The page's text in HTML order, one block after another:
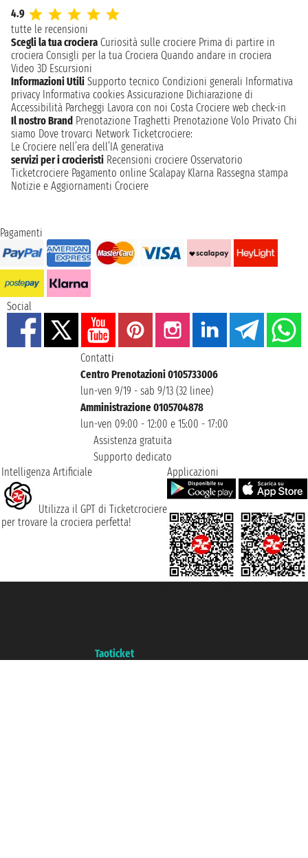
4.9
tutte le recensioni
Scegli la tua crociera Curiosità sulle crociere Prima di partire in
crociera Consigli per la tua Crociera Quando andare in crociera
Video 3D Escursioni
Informazioni Utili Supporto tecnico Condizioni generali Informativa
privacy Informativa cookies Assicurazione Dichiarazione di
Accessibilità Parcheggi Lavora con noi Costa Crociere web check-in
Il nostro Brand Prenotazione Traghetti Prenotazione Volo Privato Chi
siamo Dove trovarci Network Ticketcrociere:
Le Crociere nell’era dell’IA generativa
servizi per i crocieristi Recensioni crociere Osservatorio
Ticketcrociere Pagamento online Scalapay Klarna Rassegna stampa
Notizie e Aggiornamenti Crociere
Pagamenti
Social
Contatti
Centro Prenotazioni 0105733006
lun-ven 9/19 - sab 9/13 (32 linee)
Amministrazione 0105704878
lun-ven 09:00 - 12:00 e 15:00 - 17:00
Assistenza gratuita
Supporto dedicato
Intelligenza Artificiale
Utilizza il GPT di Ticketcrociere
per trovare la crociera perfetta!
Applicazioni
Taoticket